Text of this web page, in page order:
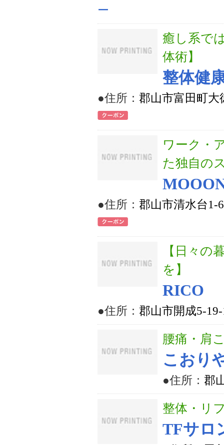
ー
癒し系で
体術】
整体健
●住所： 郡山市富田町大
ワーク・
た独自の
●住所： 郡山市清水台1-
【日々の
を】
RICO
●住所： 郡山市開成5-
腰痛・肩
こおり
●住所： 郡
整体・リ
TFサロ